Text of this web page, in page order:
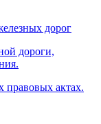
дорог
дороги,
правовых актах.